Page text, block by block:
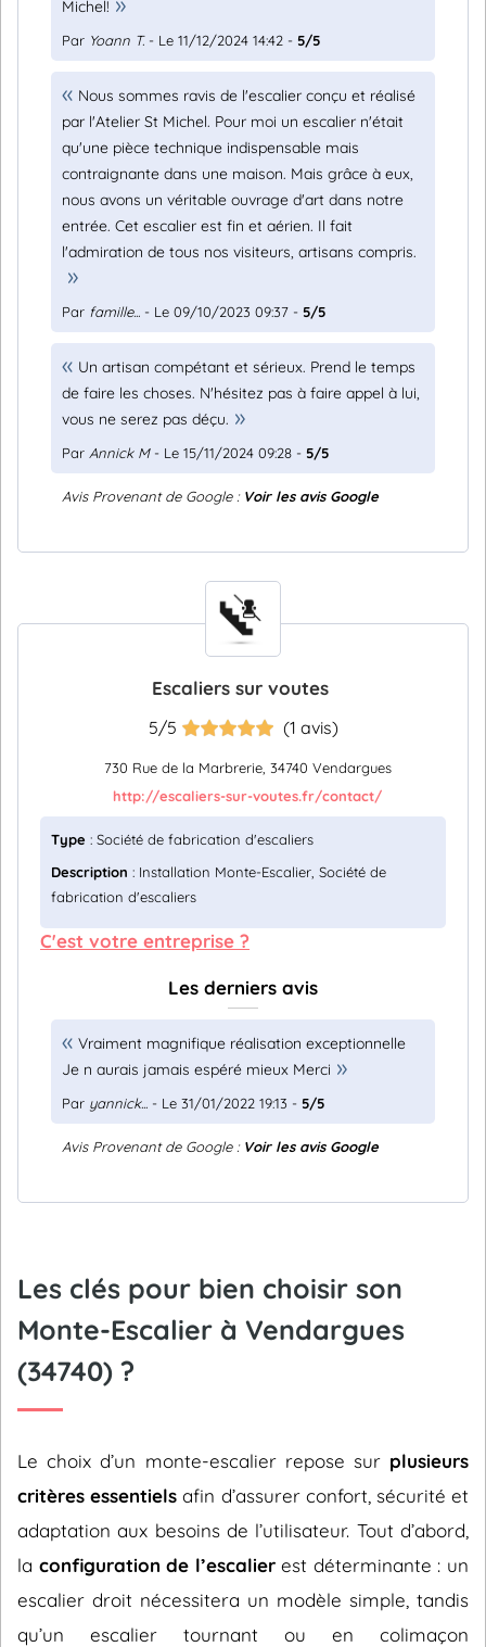
Michel!
Par Yoann T.- Le 11/12/2024 14:42 - 5/5
Nous sommes ravis de l'escalier conçu et réalisé
par l'Atelier St Michel. Pour moi un escalier n'était
qu'une pièce technique indispensable mais
contraignante dans une maison. Mais grâce à eux,
nous avons un véritable ouvrage d'art dans notre
entrée. Cet escalier est fin et aérien. Il fait
l'admiration de tous nos visiteurs, artisans compris.
Par famille... - Le 09/10/2023 09:37 - 5/5
Un artisan compétant et sérieux. Prend le temps
de faire les choses. N'hésitez pas à faire appel à lui,
vous ne serez pas déçu.
Par Annick M- Le 15/11/2024 09:28 - 5/5
Avis Provenant de Google : Voir les avis Google
Escaliers sur voutes
5/5 (1 avis)
730 Rue de la Marbrerie, 34740 Vendargues
http://escaliers-sur-voutes.fr/contact/
Type : Société de fabrication d'escaliers
Description : Installation Monte-Escalier, Société de
fabrication d'escaliers
C'est votre entreprise ?
Les derniers avis
Vraiment magnifique réalisation exceptionnelle
Je n aurais jamais espéré mieux Merci
Par yannick... - Le 31/01/2022 19:13 - 5/5
Avis Provenant de Google : Voir les avis Google
Les clés pour bien choisir son
Monte-Escalier à Vendargues
(34740) ?
Le choix d’un monte-escalier repose sur plusieurs
critères essentiels afin d’assurer confort, sécurité et
adaptation aux besoins de l’utilisateur. Tout d’abord,
la configuration de l’escalierest déterminante : un
escalier droit nécessitera un modèle simple, tandis
qu’un escalier tournant ou en colimaçon